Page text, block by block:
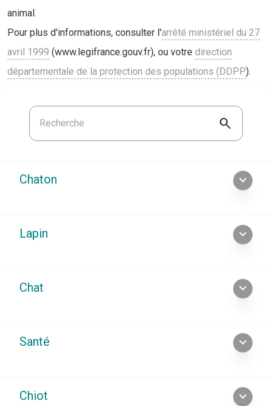
search
Chaton expand_more
Lapin expand_more
Chat expand_more
Santé expand_more
Chiot expand_more
animal.
Pour plus d'informations, consulter l'arrêté ministériel du 27
avril 1999 (www.legifrance.gouv.fr), ou votre direction
départementale de la protection des populations (DDPP).